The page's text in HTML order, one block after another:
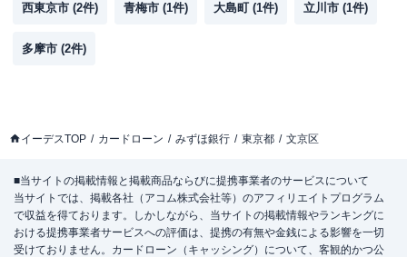
西東京市 (2件) 青梅市 (1件) 大島町 (1件) 立川市 (1件)
多摩市 (2件)
イーデスTOP カードローン みずほ銀行 東京都 文京区
■当サイトの掲載情報と掲載商品ならびに提携事業者のサービスについて
当サイトでは、掲載各社（アコム株式会社等）のアフィリエイトプログラム
で収益を得ております。しかしながら、当サイトの掲載情報やランキングに
おける提携事業者サービスへの評価は、提携の有無や金銭による影響を一切
受けておりません。カードローン（キャッシング）について、客観的かつ公